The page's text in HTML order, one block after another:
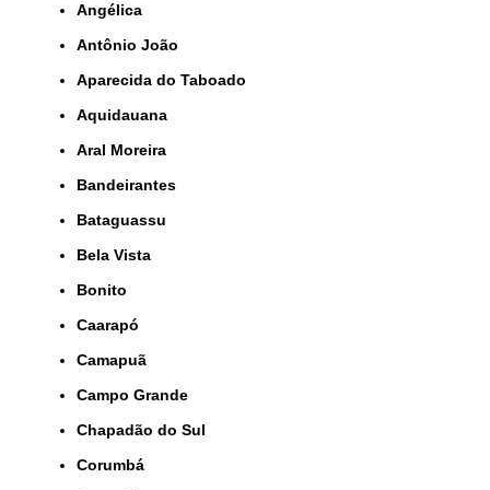
Angélica
Antônio João
Aparecida do Taboado
Aquidauana
Aral Moreira
Bandeirantes
Bataguassu
Bela Vista
Bonito
Caarapó
Camapuã
Campo Grande
Chapadão do Sul
Corumbá